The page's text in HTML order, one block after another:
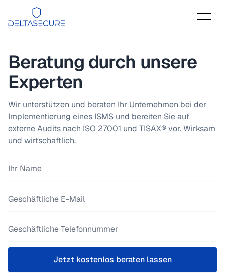
DeltaSecure
Beratung durch unsere
Experten
Wir unterstützen und beraten Ihr Unternehmen bei der
Implementierung eines ISMS und bereiten Sie auf
externe Audits nach ISO 27001 und TISAX® vor. Wirksam
und wirtschaftlich.
Jetzt kostenlos beraten lassen